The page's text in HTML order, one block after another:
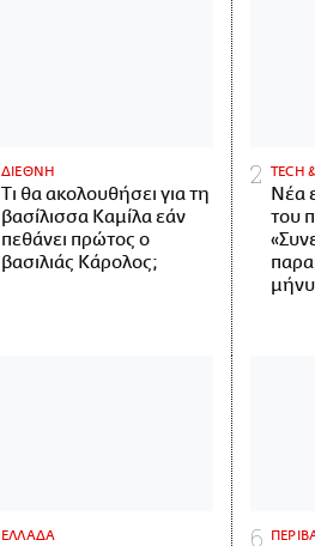
ΔΙΕΘΝΗ
Τι θα ακολουθήσει για τη
βασίλισσα Καμίλα εάν
πεθάνει πρώτος ο
βασιλιάς Κάρολος;
ΤECH
Νέα
του
ΕΛΛΑΔΑ